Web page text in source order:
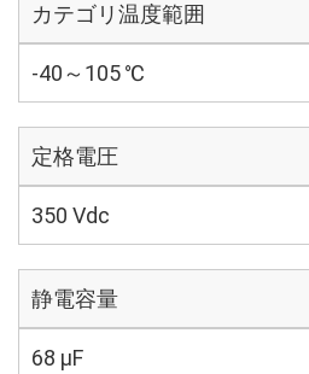
カテゴリ温度範囲
-40～105 ℃
定格電圧
350 Vdc
静電容量
68 µF